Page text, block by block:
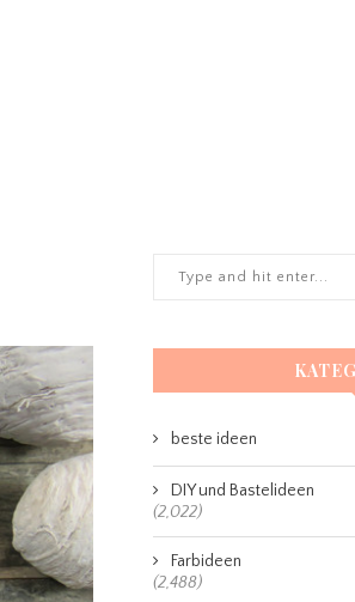
beste ideen
DIY und Bastelideen
(2,022)
Farbideen
(2,488)